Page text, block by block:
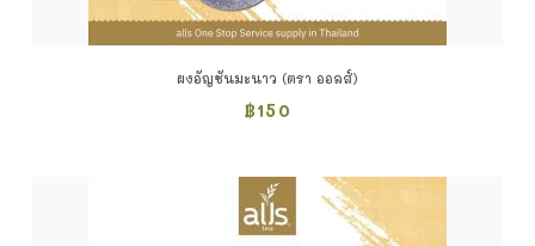
ผงอัญชันมะนาว (ตรา ออลส์)
฿150